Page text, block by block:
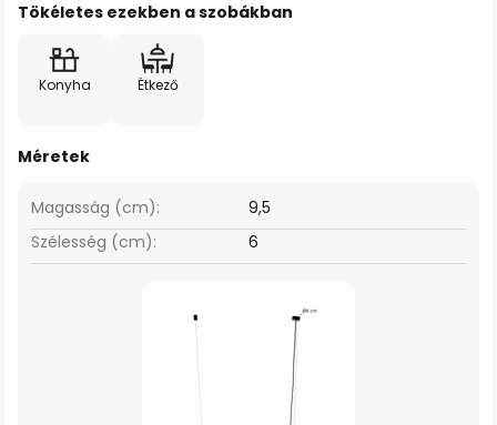
Tökéletes ezekben a szobákban
Konyha Étkező
Méretek
Szélesség (cm): 6
Magasság (cm): 9,5